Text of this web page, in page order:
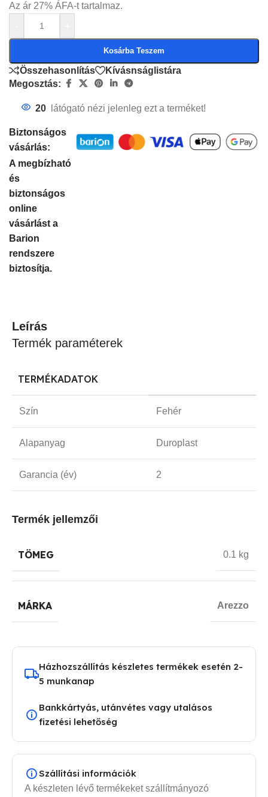
Az ár 27% ÁFA-t tartalmaz.
Kosárba Teszem
Összehasonlítás
Kívásnságlistára
Megosztás:
20 látógató nézi jelenleg ezt a terméket!
Biztonságos
vásárlás:
A megbízható
és
biztonságos
online
vásárlást a
Barion
rendszere
biztosítja.
Leírás
Termék paraméterek
TERMÉKADATOK
Szín Fehér
Alapanyag Duroplast
Garancia (év) 2
Termék jellemzői
TÖMEG 0.1 kg
MÁRKA Arezzo
Házhozszállítás készletes termékek esetén 2-
5 munkanap
Bankkártyás, utánvétes vagy utalásos
fizetési lehetőség
Szállítási információk
A készleten lévő termékeket szállítmányozó